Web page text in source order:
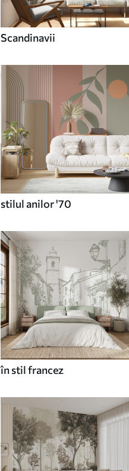
Scandinavii
stilul anilor '70
în stil francez